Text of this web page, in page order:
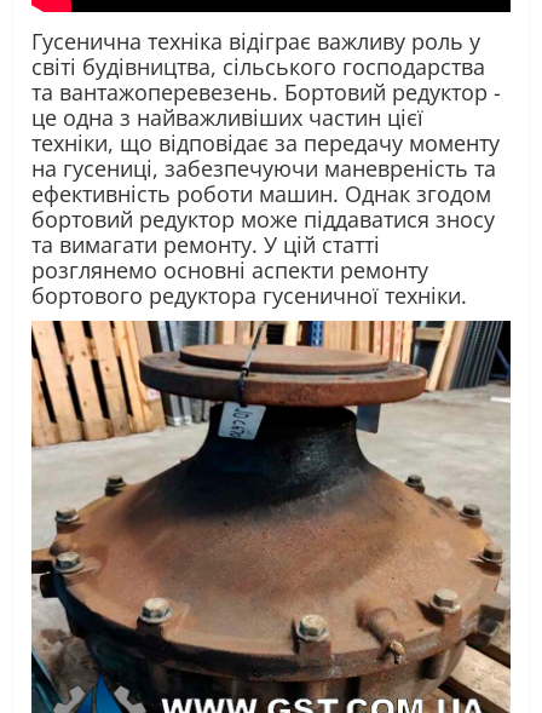
Гусенична техніка відіграє важливу роль у
світі будівництва, сільського господарства
та вантажоперевезень. Бортовий редуктор -
це одна з найважливіших частин цієї
техніки, що відповідає за передачу моменту
на гусениці, забезпечуючи маневреність та
ефективність роботи машин. Однак згодом
бортовий редуктор може піддаватися зносу
та вимагати ремонту. У цій статті
розглянемо основні аспекти ремонту
бортового редуктора гусеничної техніки.